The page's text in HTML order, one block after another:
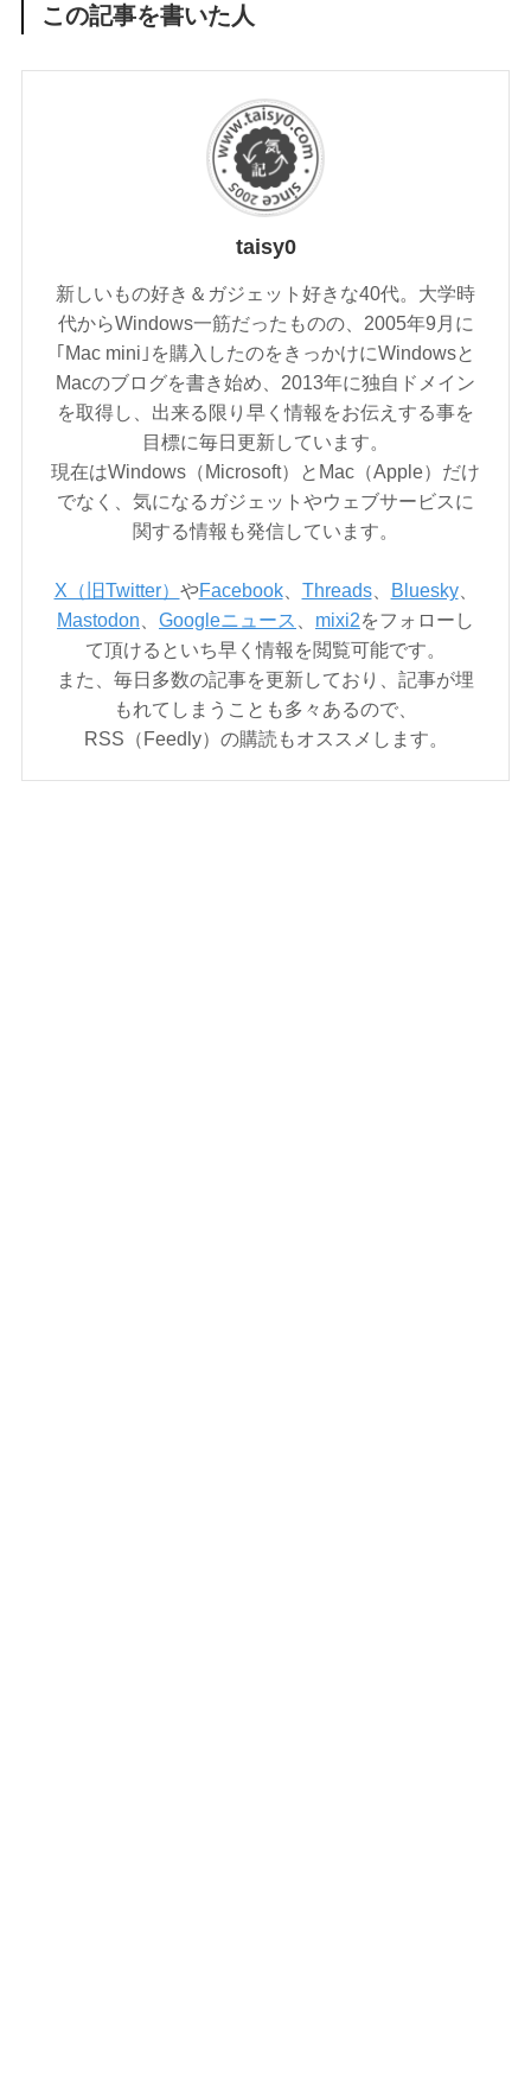
この記事を書いた人
taisy0
新しいもの好き＆ガジェット好きな40代。大学時
代からWindows一筋だったものの、2005年9月に
｢Mac mini｣を購入したのをきっかけにWindowsと
Macのブログを書き始め、2013年に独自ドメイン
を取得し、出来る限り早く情報をお伝えする事を
目標に毎日更新しています。
現在はWindows（Microsoft）とMac（Apple）だけ
でなく、気になるガジェットやウェブサービスに
関する情報も発信しています。
X（旧Twitter） やFacebook、 Threads、 Bluesky、
Mastodon
Googleニュース mixi2をフォローし
て頂けるといち早く情報を閲覧可能です。
また、毎日多数の記事を更新しており、記事が埋
もれてしまうことも多々あるので、
RSS（Feedly）の購読もオススメします。